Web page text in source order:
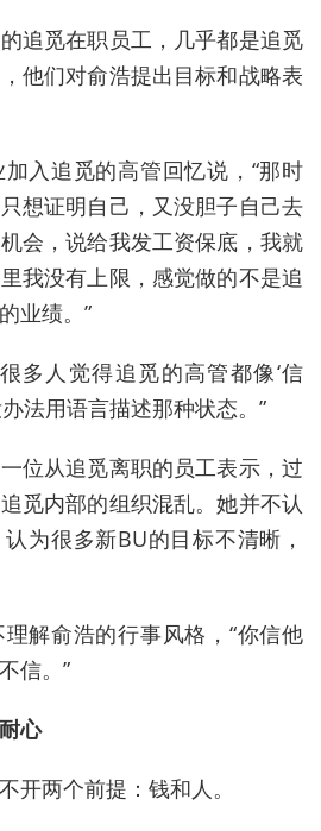
追觅在职员工，几乎都是追觅
他们对俞浩提出目标和战略表
入追觅的高管回忆说， “那时
想证明自己，又没胆子自己去
会，说给我发工资保底，我就
我没有上限，感觉做的不是追
业绩。”
多人觉得追觅的高管都像‘信
法用语言描述那种状态。”
位从追觅离职的员工表示，过
觅内部的组织混乱。她并不认
认为很多新BU的目标不清晰，
解俞浩的行事风格，“你信他
信。”
心
开两个前提：钱和人。